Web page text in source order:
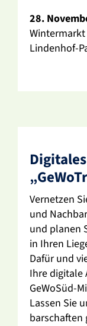
28.
Winter­markt
Lindenhof-
Vernetzen
und
und planen
in Ihren
Dafür und
Ihre digi­tale
GeWoSüd-
Lassen Sie
bar­schaften